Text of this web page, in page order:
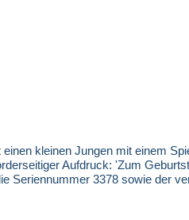
kleinen Jungen mit einem
Aufdruck: 'Zum
Seriennummer 3378 sowie der